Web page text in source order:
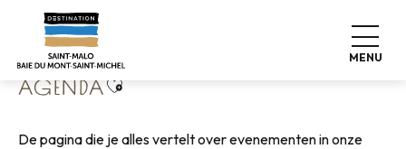
contenu
principal
MENU
Home Wonen zoals thuis
AGENDAAjouter aux favoris
De pagina die je alles vertelt over evenementen in onze